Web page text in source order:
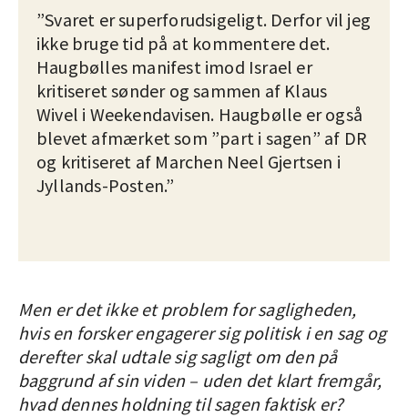
”Svaret er superforudsigeligt. Derfor vil jeg
ikke bruge tid på at kommentere det.
Haugbølles manifest imod Israel er
kritiseret sønder og sammen af Klaus
Wivel i Weekendavisen. Haugbølle er også
blevet afmærket som ”part i sagen” af DR
og kritiseret af Marchen Neel Gjertsen i
Jyllands-Posten.”
Men er det ikke et problem for sagligheden,
hvis en forsker engagerer sig politisk i en sag og
derefter skal udtale sig sagligt om den på
baggrund af sin viden – uden det klart fremgår,
hvad dennes holdning til sagen faktisk er?